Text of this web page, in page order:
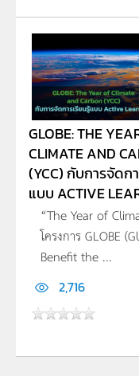
GLOBE: THE
CLIMATE AND
(YCC) กับการจัดก
แบบ ACTIVE
“The Year of
โครงการ GLOBE
Benefit the ...
2,716